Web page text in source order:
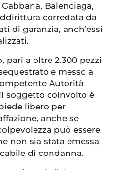
Balenciaga,
corredata da
di garanzia, anch’essi
pari a oltre 2.300 pezzi
e messo a
Autorità
soggetto coinvolto è
libero per
anche se
può essere
non sia stata emessa
di condanna.